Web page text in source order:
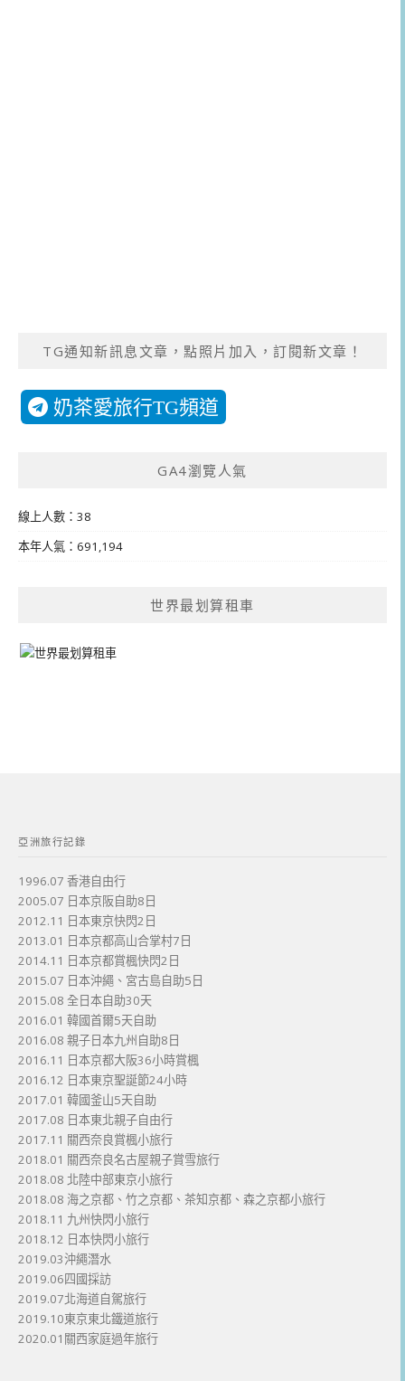
TG通知新訊息文章，點照片加入，訂閱新文章！
奶茶愛旅行TG頻道
GA4瀏覽人氣
線上人數：38
本年人氣：691,194
世界最划算租車
亞洲旅行記錄
1996.07 香港自由行
2005.07 日本京阪自助8日
2012.11 日本東京快閃2日
2013.01 日本京都高山合掌村7日
2014.11 日本京都賞楓快閃2日
2015.07 日本沖繩、宮古島自助5日
2015.08 全日本自助30天
2016.01 韓國首爾5天自助
2016.08 親子日本九州自助8日
2016.11 日本京都大阪36小時賞楓
2016.12 日本東京聖誕節24小時
2017.01 韓國釜山5天自助
2017.08 日本東北親子自由行
2017.11 關西奈良賞楓小旅行
2018.01 關西奈良名古屋親子賞雪旅行
2018.08 北陸中部東京小旅行
2018.08 海之京都、竹之京都、茶知京都、森之京都小旅行
2018.11 九州快閃小旅行
2018.12 日本快閃小旅行
2019.03沖繩潛水
2019.06四國採訪
2019.07北海道自駕旅行
2019.10東京東北鐵道旅行
2020.01關西家庭過年旅行